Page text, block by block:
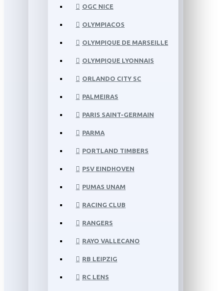
OGC NICE
OLYMPIACOS
OLYMPIQUE DE MARSEILLE
OLYMPIQUE LYONNAIS
ORLANDO CITY SC
PALMEIRAS
PARIS SAINT-GERMAIN
PARMA
PORTLAND TIMBERS
PSV EINDHOVEN
PUMAS UNAM
RACING CLUB
RANGERS
RAYO VALLECANO
RB LEIPZIG
RC LENS